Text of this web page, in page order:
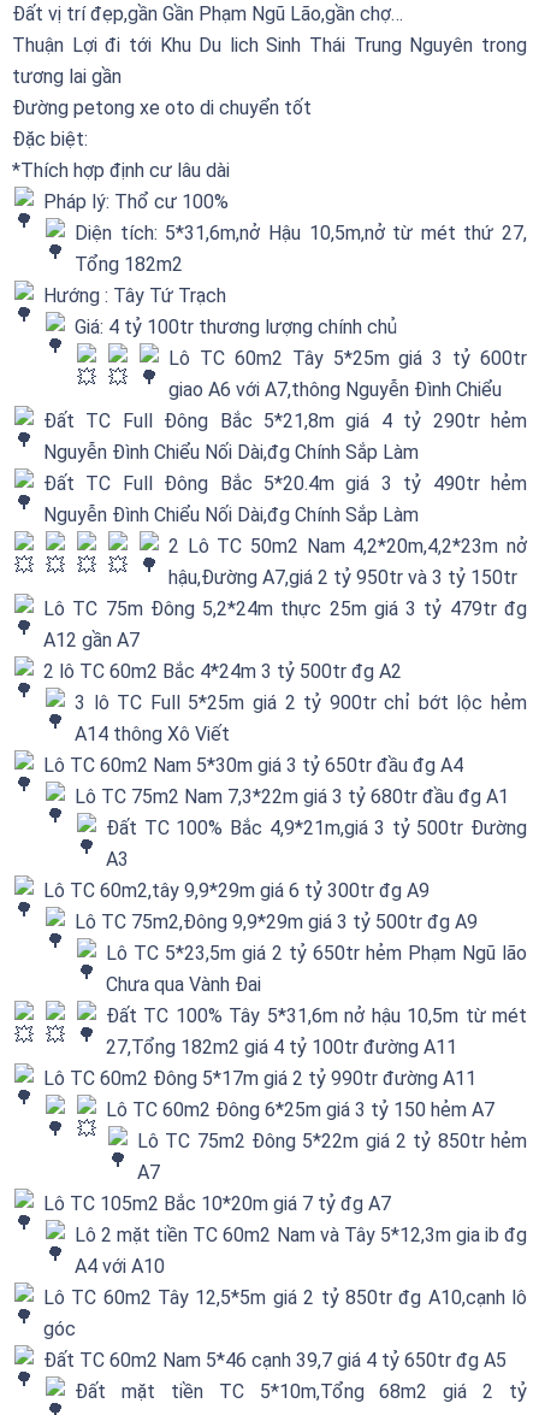
Đất vị trí đẹp,gần Gần Phạm Ngũ Lão,gần chợ…
Thuận Lợi đi tới Khu Du lich Sinh Thái Trung Nguyên trong
tương lai gần
Đường petong xe oto di chuyển tốt
Đặc biệt:
*Thích hợp định cư lâu dài
Pháp lý: Thổ cư 100%
Diện tích: 5*31,6m,nở Hậu 10,5m,nở từ mét thứ 27,
Tổng 182m2
Hướng : Tây Tứ Trạch
Giá: 4 tỷ 100tr thương lượng chính chủ
Lô TC 60m2 Tây 5*25m giá 3 tỷ 600tr
giao A6 với A7,thông Nguyễn Đình Chiểu
Đất TC Full Đông Bắc 5*21,8m giá 4 tỷ 290tr hẻm
Nguyễn Đình Chiểu Nối Dài,đg Chính Sắp Làm
Đất TC Full Đông Bắc 5*20.4m giá 3 tỷ 490tr hẻm
Nguyễn Đình Chiểu Nối Dài,đg Chính Sắp Làm
2 Lô TC 50m2 Nam 4,2*20m,4,2*23m nở
hậu,Đường A7,giá 2 tỷ 950tr và 3 tỷ 150tr
Lô TC 75m Đông 5,2*24m thực 25m giá 3 tỷ 479tr đg
A12 gần A7
2 lô TC 60m2 Bắc 4*24m 3 tỷ 500tr đg A2
3 lô TC Full 5*25m giá 2 tỷ 900tr chỉ bớt lộc hẻm
A14 thông Xô Viết
Lô TC 60m2 Nam 5*30m giá 3 tỷ 650tr đầu đg A4
Lô TC 75m2 Nam 7,3*22m giá 3 tỷ 680tr đầu đg A1
Đất TC 100% Bắc 4,9*21m,giá 3 tỷ 500tr Đường
A3
Lô TC 60m2,tây 9,9*29m giá 6 tỷ 300tr đg A9
Lô TC 75m2,Đông 9,9*29m giá 3 tỷ 500tr đg A9
Lô TC 5*23,5m giá 2 tỷ 650tr hẻm Phạm Ngũ lão
Chưa qua Vành Đai
Đất TC 100% Tây 5*31,6m nở hậu 10,5m từ mét
27,Tổng 182m2 giá 4 tỷ 100tr đường A11
Lô TC 60m2 Đông 5*17m giá 2 tỷ 990tr đường A11
Lô TC 60m2 Đông 6*25m giá 3 tỷ 150 hẻm A7
Lô TC 75m2 Đông 5*22m giá 2 tỷ 850tr hẻm
A7
Lô TC 105m2 Bắc 10*20m giá 7 tỷ đg A7
Lô 2 mặt tiền TC 60m2 Nam và Tây 5*12,3m gia ib đg
A4 với A10
Lô TC 60m2 Tây 12,5*5m giá 2 tỷ 850tr đg A10,cạnh lô
góc
Đất TC 60m2 Nam 5*46 cạnh 39,7 giá 4 tỷ 650tr đg A5
Đất mặt tiền TC 5*10m,Tổng 68m2 giá 2 tỷ